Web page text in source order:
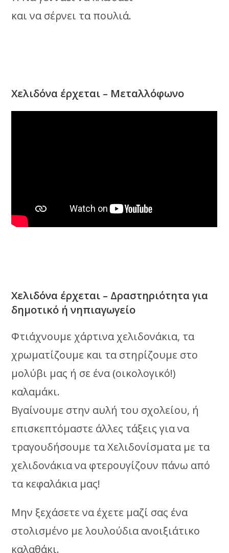
και να σέρνει τα πουλιά.
Χελιδόνα έρχεται – Μεταλλόφωνο
Χελιδόνα έρχεται – Δραστηριότητα για
δημοτικό ή νηπιαγωγείο
Φτιάχνουμε χάρτινα χελιδονάκια, τα
χρωματίζουμε και τα στηρίζουμε στο
μολύβι μας ή σε ένα (οικολογικό!)
καλαμάκι.
Βγαίνουμε στην αυλή του σχολείου, ή
επισκεπτόμαστε άλλες τάξεις για να
τραγουδήσουμε τα Χελιδονίσματα με τα
χελιδονάκια να φτερουγίζουν πάνω από
τα κεφαλάκια μας!
Μην ξεχάσετε να έχετε μαζί σας ένα
στολισμένο με λουλούδια ανοιξιάτικο
καλαθάκι.